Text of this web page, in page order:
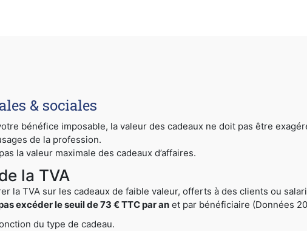
& sociales
bénéfice imposable, la valeur des cadeaux ne doit pas être
de la profession.
la valeur maximale des cadeaux d’affaires.
la TVA
la TVA sur les cadeaux de faible valeur, offerts à des clients ou
excéder le seuil de 73 € TTC par an et par bénéficiaire (Données
du type de cadeau.